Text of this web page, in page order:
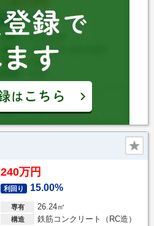
240万円
利回り 15.00%
専有 26.24㎡
構造 鉄筋コンクリート（RC造）